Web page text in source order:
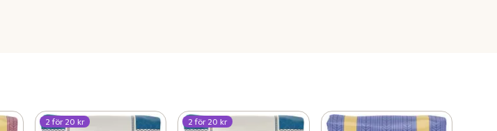
2 för 20 kr 2 för 20 kr